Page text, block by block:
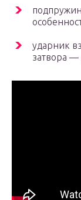
ударник
затвора —